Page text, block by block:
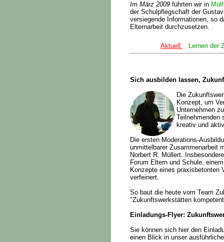
Im März 2009 führten wir in
der Schulpflegschaft der
versiegende Informationen, so
Elternarbeit durchzusetzen. .
Aktuell: Lernen der
Sich ausbilden lassen,
Die
Konzept, um
Unternehmen
Teilnehmenden
kreativ und
Die ersten Moderations-
unmittelbarer Zusammenarbeit
Norbert R. Müllert.
Forum Eltern und Schule,
Konzepte eines praxisbetonten
verfeinert.
So baut die heute vom Team
"Zukunftswerkstätten
Einladungs-Flyer:
Sie können sich hier den
einen Blick in unser